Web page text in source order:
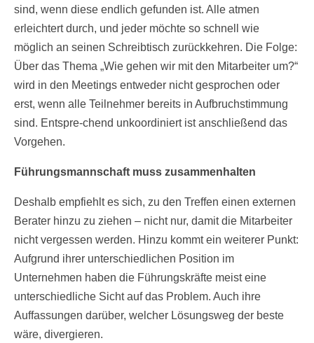
sind, wenn diese endlich gefunden ist. Alle atmen
erleichtert durch, und jeder möchte so schnell wie
möglich an seinen Schreibtisch zurückkehren. Die Folge:
Über das Thema „Wie gehen wir mit den Mitarbeiter um?“
wird in den Meetings entweder nicht gesprochen oder
erst, wenn alle Teilnehmer bereits in Aufbruchstimmung
sind. Entspre-chend unkoordiniert ist anschließend das
Vorgehen.
Führungsmannschaft muss zusammenhalten
Deshalb empfiehlt es sich, zu den Treffen einen externen
Berater hinzu zu ziehen – nicht nur, damit die Mitarbeiter
nicht vergessen werden. Hinzu kommt ein weiterer Punkt:
Aufgrund ihrer unterschiedlichen Position im
Unternehmen haben die Führungskräfte meist eine
unterschiedliche Sicht auf das Problem. Auch ihre
Auffassungen darüber, welcher Lösungsweg der beste
wäre, divergieren.